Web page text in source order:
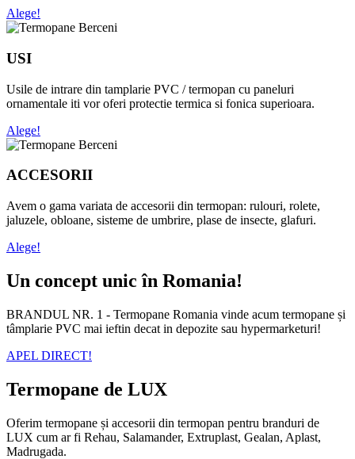
Alege!
USI
Usile de intrare din tamplarie PVC / termopan cu paneluri
ornamentale iti vor oferi protectie termica si fonica superioara.
Alege!
ACCESORII
Avem o gama variata de accesorii din termopan: rulouri, rolete,
jaluzele, obloane, sisteme de umbrire, plase de insecte, glafuri.
Alege!
Un concept unic în Romania!
BRANDUL NR. 1 - Termopane Romania vinde acum termopane și
tâmplarie PVC mai ieftin decat in depozite sau hypermarketuri!
APEL DIRECT!
Termopane de LUX
Oferim termopane și accesorii din termopan pentru branduri de
LUX cum ar fi Rehau, Salamander, Extruplast, Gealan, Aplast,
Madrugada.